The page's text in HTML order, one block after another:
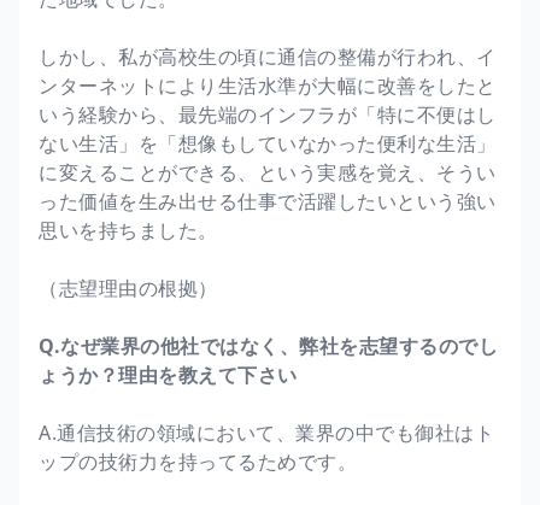
しかし、私が高校生の頃に通信の整備が行われ、イ
ンターネットにより生活水準が大幅に改善をしたと
いう経験から、最先端のインフラが「特に不便はし
ない生活」を「想像もしていなかった便利な生活」
に変えることができる、という実感を覚え、そうい
った価値を生み出せる仕事で活躍したいという強い
思いを持ちました。
（志望理由の根拠）
Q.なぜ業界の他社ではなく、弊社を志望するのでし
ょうか？理由を教えて下さい
A.通信技術の領域において、業界の中でも御社はト
ップの技術力を持ってるためです。